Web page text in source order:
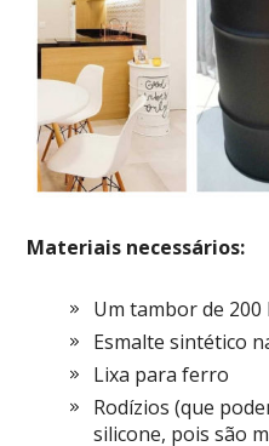
Materiais necessários:
Um tambor de
Esmalte sintético
Lixa para ferro
Rodízios (que
silicone, pois são